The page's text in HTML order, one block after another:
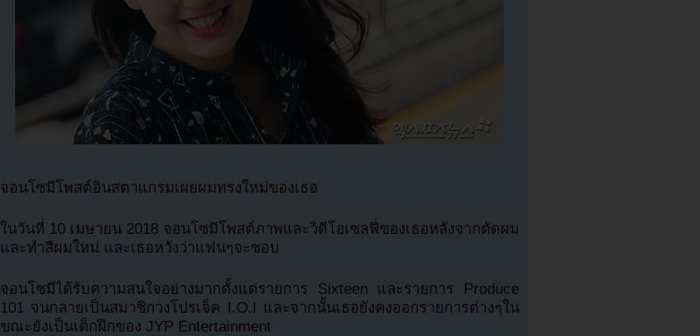
จอนโซมีโพสต์อินสตาแกรมเผยผมทรงใหม่ของเธอ
ในวันที่ 10 เมษายน 2018 จอนโซมีโพสต์ภาพและวิดีโอเซลฟี่ของเธอหลังจากตัดผม
และทำสีผมใหม่ และเธอหวังว่าแฟนๆจะชอบ
จอนโซมีได้รับความสนใจอย่างมากตั้งแต่รายการ Sixteen และรายการ Produce
101 จนกลายเป็นสมาชิกวงโปรเจ็ค I.O.I และจากนั้นเธอยังคงออกรายการต่างๆใน
ขณะยังเป็นเด็กฝึกของ JYP Entertainment